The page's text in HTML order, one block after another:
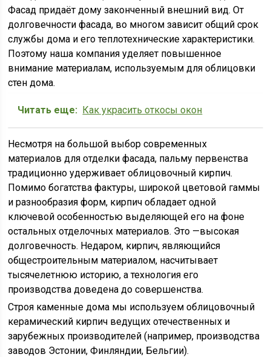
Фасад придаёт дому законченный внешний вид. От
долговечности фасада, во многом зависит общий срок
службы дома и его теплотехнические характеристики.
Поэтому наша компания уделяет повышенное
внимание материалам, используемым для облицовки
стен дома.
Читать еще: Как украсить откосы окон
Несмотря на большой выбор современных
материалов для отделки фасада, пальму первенства
традиционно удерживает облицовочный кирпич.
Помимо богатства фактуры, широкой цветовой гаммы
и разнообразия форм, кирпич обладает одной
ключевой особенностью выделяющей его на фоне
остальных отделочных материалов. Это —высокая
долговечность. Недаром, кирпич, являющийся
общестроительным материалом, насчитывает
тысячелетнюю историю, а технология его
производства доведена до совершенства.
Строя каменные дома мы используем облицовочный
керамический кирпич ведущих отечественных и
зарубежных производителей (например, производства
заводов Эстонии, Финляндии, Бельгии).